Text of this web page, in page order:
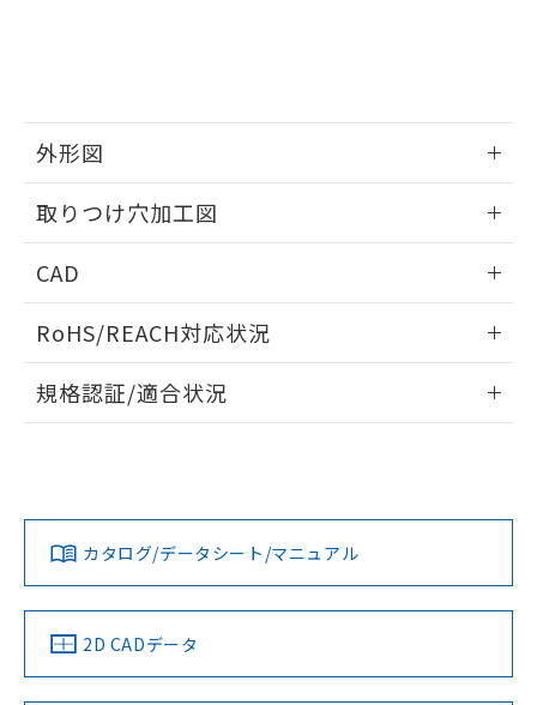
外形図
取りつけ穴加工図
CAD
ドすることができます。
ログイン/会員登録
ダウンロードデータをご利用いただく前に、以下を必ずお読
みください。
ソフトウェアの使用条件
RoHS/REACH対応状況
EU RoHS 注意事項・凡例
対応済み
中国 RoHS 注意事項・凡例
規格認証/適合状況
カタログ/データシート/マニュアル
2D CADデータ
品・サービスに関するお客様との取
の共同利用に関して"
用者の範囲」に記載されている法人を
EU RoHS指令（10物質）の非含有証明書
51物質の非含有証明書（当社基準）
※本証明書は発行日時点で非含有を証明す
物質の対応では、対応完了までの期間は出
荷製品に未対応品が混在することから備考
欄に対応日を記載しておりました。
既に当社にて対応品への在庫切替を完了